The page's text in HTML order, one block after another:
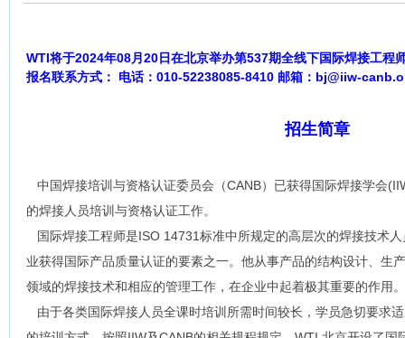
WTI将于2024年08月20日在北京举办第537期全线下国际焊接工程
报名联系方式： 电话：010-52238085-8410 邮箱：bj@iiw-
招生简章
中国焊接培训与资格认证委员会（CANB）已获得国际焊接学会
的焊接人员培训与资格认证工作。
国际焊接工程师是ISO 14731标准中所规定的高层次的焊接技术
业获得国际产品质量认证的要素之一。他从事产品的结构设计、生
领域的焊接技术和相应的管理工作，在企业中起着极其重要的作用。
由于各类国际焊接人员全课时培训所需时间较长，学员急切要求